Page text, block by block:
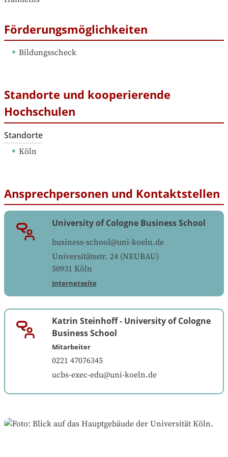
Förderungsmöglichkeiten
Bildungsscheck
Standorte und kooperierende
Hochschulen
Standorte
Köln
Ansprechpersonen und Kontaktstellen
University of Cologne Business School
business-school@uni-koeln.de
Universitätsstr. 24 (NEUBAU)
50931 Köln
Internetseite
Katrin Steinhoff - University of Cologne
Business School
Mitarbeiter
0221 47076345
ucbs-exec-edu@uni-koeln.de